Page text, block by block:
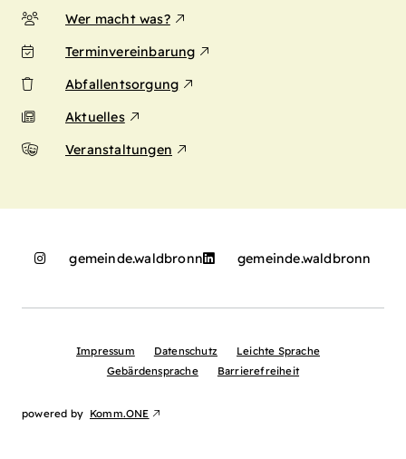
Wer macht was?
Terminvereinbarung
Abfallentsorgung
Aktuelles
Veranstaltungen
gemeinde.waldbronn gemeinde.waldbronn
Impressum Datenschutz
Leichte Sprache
Gebärdensprache
Barrierefreiheit
powered by Komm.ONE